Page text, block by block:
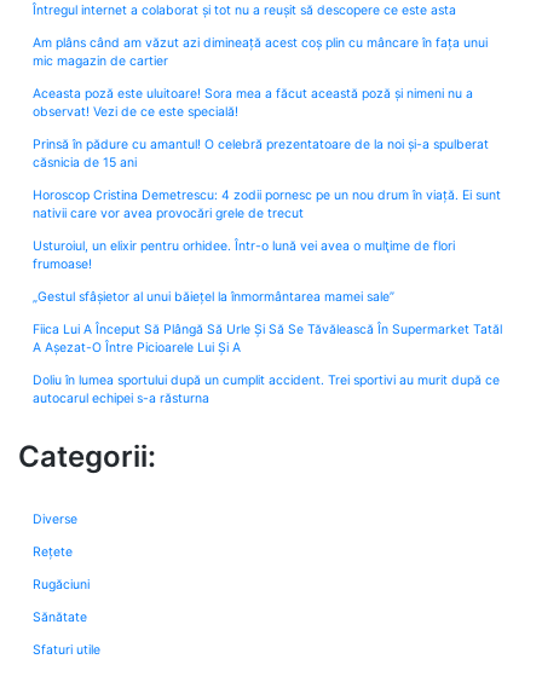
Întregul internet a colaborat și tot nu a reușit să descopere ce este asta
Am plâns când am văzut azi dimineață acest coș plin cu mâncare în fața unui
mic magazin de cartier
Aceasta poză este uluitoare! Sora mea a făcut această poză și nimeni nu a
observat! Vezi de ce este specială!
Prinsă în pădure cu amantul! O celebră prezentatoare de la noi și-a spulberat
căsnicia de 15 ani
Horoscop Cristina Demetrescu: 4 zodii pornesc pe un nou drum în viață. Ei sunt
nativii care vor avea provocări grele de trecut
Usturoiul, un elixir pentru orhidee. Într-o lună vei avea o mulţime de flori
frumoase!
„Gestul sfâșietor al unui băiețel la înmormântarea mamei sale”
Fiica Lui A Început Să Plângă Să Urle Și Să Se Tăvălească În Supermarket Tatăl
A Așezat-O Între Picioarele Lui Și A
Doliu în lumea sportului după un cumplit accident. Trei sportivi au murit după ce
autocarul echipei s-a răsturna
Categorii:
Diverse
Rețete
Rugăciuni
Sănătate
Sfaturi utile